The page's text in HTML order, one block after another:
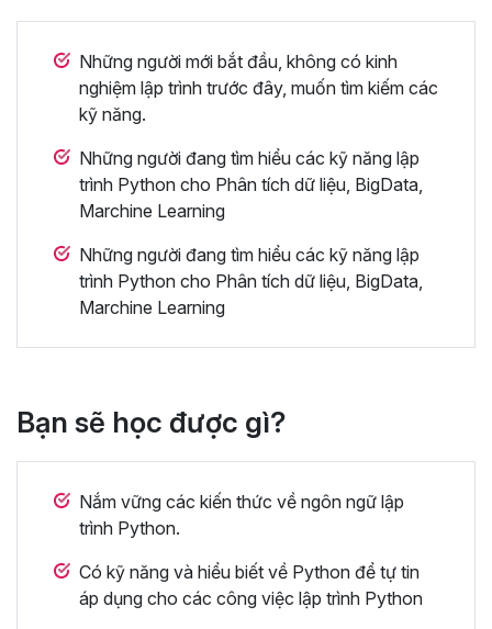
Những người mới bắt đầu, không có kinh
nghiệm lập trình trước đây, muốn tìm kiếm các
kỹ năng.
Những người đang tìm hiểu các kỹ năng lập
trình Python cho Phân tích dữ liệu, BigData,
Marchine Learning
Những người đang tìm hiểu các kỹ năng lập
trình Python cho Phân tích dữ liệu, BigData,
Marchine Learning
Bạn sẽ học được gì?
Nắm vững các kiến thức về ngôn ngữ lập
trình Python.
Có kỹ năng và hiểu biết về Python để tự tin
áp dụng cho các công việc lập trình Python